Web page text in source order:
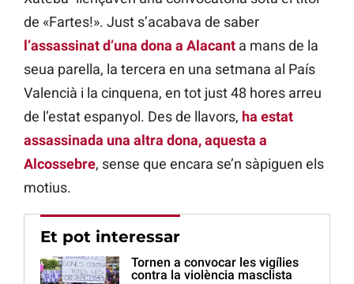
de «Fartes!». Just s’acabava de saber
l’assassinat d’una dona a Alacant a mans de la
seua parella, la tercera en una setmana al País
Valencià i la cinquena, en tot just 48 hores arreu
de l’estat espanyol. Des de llavors, ha estat
assassinada una altra dona, aquesta a
Alcossebre, sense que encara se’n sàpiguen els
motius.
Et pot interessar
Tornen a convocar les vigílies
contra la violència masclista